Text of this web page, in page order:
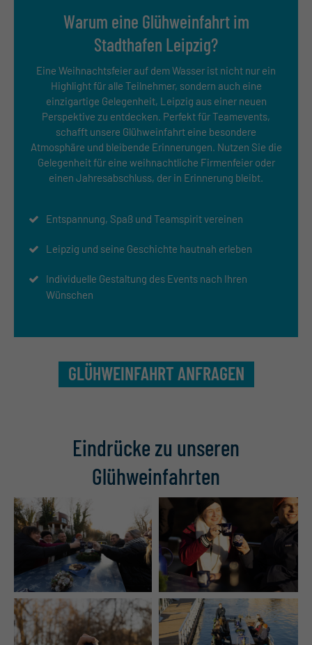
Warum eine Glühweinfahrt im
Stadthafen Leipzig?
Eine Weihnachtsfeier auf dem Wasser ist nicht nur ein
Highlight für alle Teilnehmer, sondern auch eine
einzigartige Gelegenheit, Leipzig aus einer neuen
Perspektive zu entdecken. Perfekt für Teamevents,
schafft unsere Glühweinfahrt eine besondere
Atmosphäre und bleibende Erinnerungen. Nutzen Sie die
Gelegenheit für eine weihnachtliche Firmenfeier oder
einen Jahresabschluss, der in Erinnerung bleibt.
Entspannung, Spaß und Teamspirit vereinen
Leipzig und seine Geschichte hautnah erleben
Individuelle Gestaltung des Events nach Ihren
Wünschen
GLÜHWEINFAHRT ANFRAGEN
Eindrücke zu unseren
Glühweinfahrten